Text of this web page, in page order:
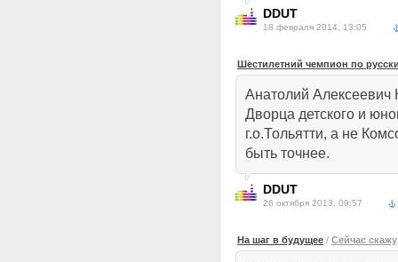
DDUT
18 февраля 2014, 13:05
Шестилетний чемпион по
Анатолий Алексеевич
Дворца детского и
г.о.Тольятти, а не
быть точнее.
DDUT
26 октября 2013, 09:57
На шаг в будущее / Сейчас скажу